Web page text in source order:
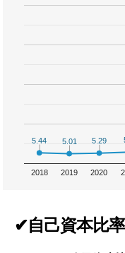
2018 2019 2020
5.44
5.44 5.01
5.01 5.29
5.29
✔自己資本比